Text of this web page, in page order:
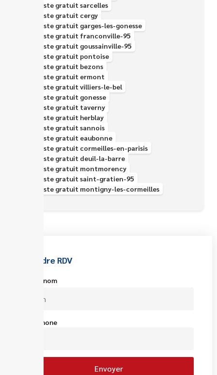
Épaviste gratuit sarcelles
Épaviste gratuit cergy
Épaviste gratuit garges-les-gonesse
Épaviste gratuit franconville-95
Épaviste gratuit goussainville-95
Épaviste gratuit pontoise
Épaviste gratuit bezons
Épaviste gratuit ermont
Épaviste gratuit villiers-le-bel
Épaviste gratuit gonesse
Épaviste gratuit taverny
Épaviste gratuit herblay
Épaviste gratuit sannois
Épaviste gratuit eaubonne
Épaviste gratuit cormeilles-en-parisis
Épaviste gratuit deuil-la-barre
Épaviste gratuit montmorency
Épaviste gratuit saint-gratien-95
Épaviste gratuit montigny-les-cormeilles
Prendre RDV
Votre nom
Téléphone
Envoyer